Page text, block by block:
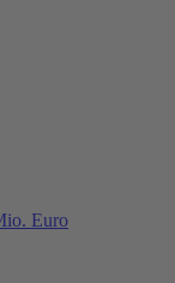
Euro